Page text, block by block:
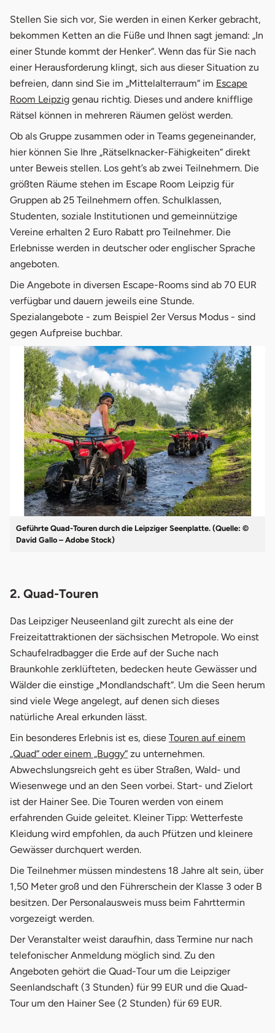
Stellen Sie sich vor, Sie werden in einen Kerker gebracht,
bekommen Ketten an die Füße und Ihnen sagt jemand: „In
einer Stunde kommt der Henker“. Wenn das für Sie nach
einer Herausforderung klingt, sich aus dieser Situation zu
befreien, dann sind Sie im „Mittelalterraum“ im Escape
Room Leipzig genau richtig. Dieses und andere knifflige
Rätsel können in mehreren Räumen gelöst werden.
Ob als Gruppe zusammen oder in Teams gegeneinander,
hier können Sie Ihre „Rätselknacker-Fähigkeiten“ direkt
unter Beweis stellen. Los geht’s ab zwei Teilnehmern. Die
größten Räume stehen im Escape Room Leipzig für
Gruppen ab 25 Teilnehmern offen. Schulklassen,
Studenten, soziale Institutionen und gemeinnützige
Vereine erhalten 2 Euro Rabatt pro Teilnehmer. Die
Erlebnisse werden in deutscher oder englischer Sprache
angeboten.
Die Angebote in diversen Escape-Rooms sind ab 70 EUR
verfügbar und dauern jeweils eine Stunde.
Spezialangebote - zum Beispiel 2er Versus Modus - sind
gegen Aufpreise buchbar.
Geführte Quad-Touren durch die Leipziger Seenplatte. (Quelle: ©
David Gallo – Adobe Stock)
2. Quad-Touren
Das Leipziger Neuseenland gilt zurecht als eine der
Freizeitattraktionen der sächsischen Metropole. Wo einst
Schaufelradbagger die Erde auf der Suche nach
Braunkohle zerklüfteten, bedecken heute Gewässer und
Wälder die einstige „Mondlandschaft“. Um die Seen herum
sind viele Wege angelegt, auf denen sich dieses
natürliche Areal erkunden lässt.
Ein besonderes Erlebnis ist es, diese Touren auf einem
„Quad“ oder einem „Buggy“ zu unternehmen.
Abwechslungsreich geht es über Straßen, Wald- und
Wiesenwege und an den Seen vorbei. Start- und Zielort
ist der Hainer See. Die Touren werden von einem
erfahrenden Guide geleitet. Kleiner Tipp: Wetterfeste
Kleidung wird empfohlen, da auch Pfützen und kleinere
Gewässer durchquert werden.
Die Teilnehmer müssen mindestens 18 Jahre alt sein, über
1,50 Meter groß und den Führerschein der Klasse 3 oder B
besitzen. Der Personalausweis muss beim Fahrttermin
vorgezeigt werden.
Der Veranstalter weist daraufhin, dass Termine nur nach
telefonischer Anmeldung möglich sind. Zu den
Angeboten gehört die Quad-Tour um die Leipziger
Seenlandschaft (3 Stunden) für 99 EUR und die Quad-
Tour um den Hainer See (2 Stunden) für 69 EUR.